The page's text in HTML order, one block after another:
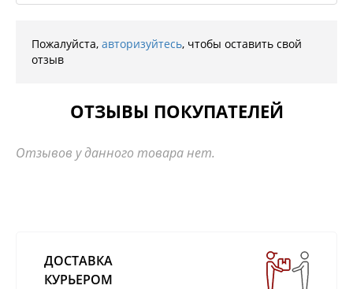
Пожалуйста, авторизуйтесь, чтобы оставить свой
отзыв
ОТЗЫВЫ ПОКУПАТЕЛЕЙ
Отзывов у данного товара нет.
ДОСТАВКА
КУРЬЕРОМ